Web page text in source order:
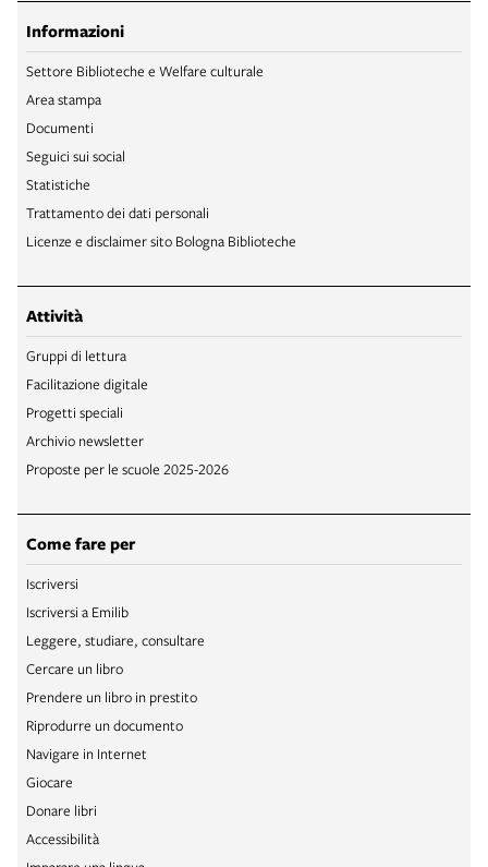
Informazioni
Settore Biblioteche e Welfare culturale
Area stampa
Documenti
Seguici sui social
Statistiche
Trattamento dei dati personali
Licenze e disclaimer sito Bologna Biblioteche
Attività
Gruppi di lettura
Facilitazione digitale
Progetti speciali
Archivio newsletter
Proposte per le scuole 2025-2026
Come fare per
Iscriversi
Iscriversi a Emilib
Leggere, studiare, consultare
Cercare un libro
Prendere un libro in prestito
Riprodurre un documento
Navigare in Internet
Giocare
Donare libri
Accessibilità